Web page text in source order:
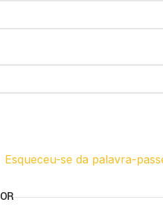
Esqueceu-se da palavra-
OR